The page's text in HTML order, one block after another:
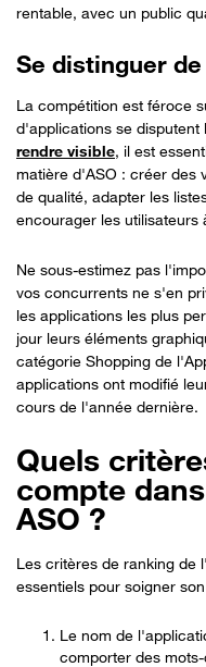
rentable, avec un public
Se distinguer
La compétition est féroce
d'applications se disputent
rendre visible, il est
matière d'ASO : créer des
de qualité, adapter les
encourager les utilisateurs
Ne sous-estimez pas
vos concurrents ne s'en
les applications les plus
jour leurs éléments
catégorie Shopping de
applications ont modifié
cours de l'année dernière.
Quels
compte
ASO ?
Les critères de ranking de
essentiels pour soigner
Le nom de
comporter des